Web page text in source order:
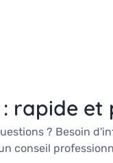
rapide et
? Besoin
conseil